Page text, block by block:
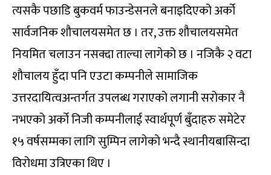
त्यसकै पछाडि बुकवर्म फाउन्डेसनले बनाइदिएको अर्को
सार्वजनिक शौचालयसमेत छ । तर, उक्त शौचालयसमेत
नियमित चलाउन नसक्दा ताल्चा लागेको छ । नजिकै २ वटा
शौचालय हुँदा पनि एउटा कम्पनीले सामाजिक
उत्तरदायित्वअन्तर्गत उपलब्ध गराएको लगानी सरोकार नै
नभएको अर्को निजी कम्पनीलाई स्वार्थपूर्ण बुँदाहरु समेटेर
१५ वर्षसम्मका लागि सुम्पिन लागेको भन्दै स्थानीयबासिन्दा
विरोधमा उत्रिएका थिए ।